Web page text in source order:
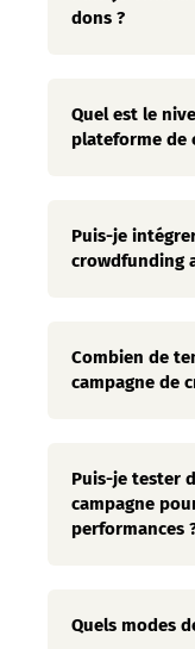
dons ?
Quel est le
plateforme de
Puis-je
crowdfunding
Combien de
campagne de
Puis-je tester
campagne
performances
Quels modes